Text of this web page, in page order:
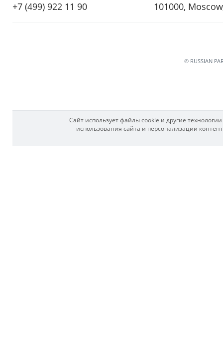
+7 (499) 922 11 90 101000,
© RUSSIAN
Сайт использует файлы cookie и другие
использования сайта и персонализации